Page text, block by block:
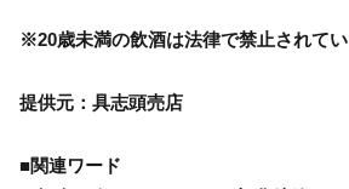
※20歳未満の飲酒は法律で禁止されてい
提供元：具志頭売店
■関連ワード